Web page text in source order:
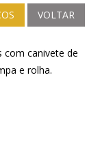
VOLTAR
com canivete de
e rolha.